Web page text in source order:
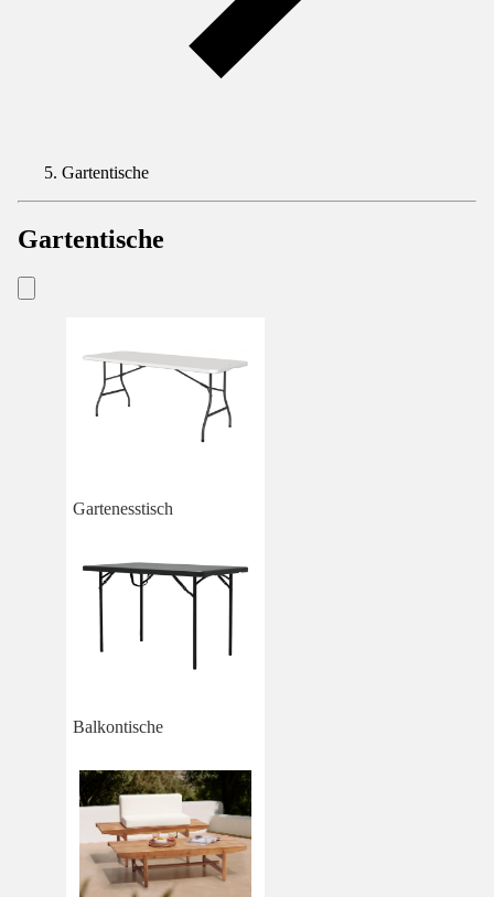
Gartentische
Gartentische
Gartenesstisch
Balkontische